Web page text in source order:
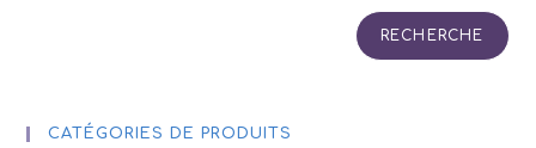
RECHERCHE
CATÉGORIES DE PRODUITS